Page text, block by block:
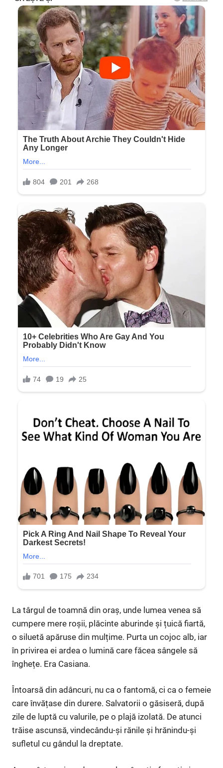
La târgul de toamnă din oraș, unde lumea venea să
cumpere mere roșii, plăcinte aburinde și țuică fiartă,
o siluetă apăruse din mulțime. Purta un cojoc alb, iar
în privirea ei ardea o lumină care făcea sângele să
înghețe. Era Casiana.
Întoarsă din adâncuri, nu ca o fantomă, ci ca o femeie
care învățase din durere. Salvatorii o găsiseră, după
zile de luptă cu valurile, pe o plajă izolată. De atunci
trăise ascunsă, vindecându-și rănile și hrănindu-și
sufletul cu gândul la dreptate.